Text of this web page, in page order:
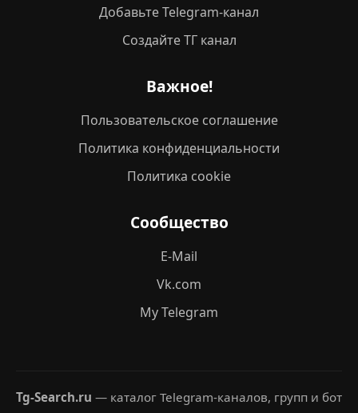
Добавьте Telegram-канал
Создайте ТГ канал
Важное!
Пользовательское соглашение
Политика конфиденциальности
Политика cookie
Сообщество
E-Mail
Vk.com
My Telegram
Tg-Search.ru — каталог Telegram-каналов, групп и бот